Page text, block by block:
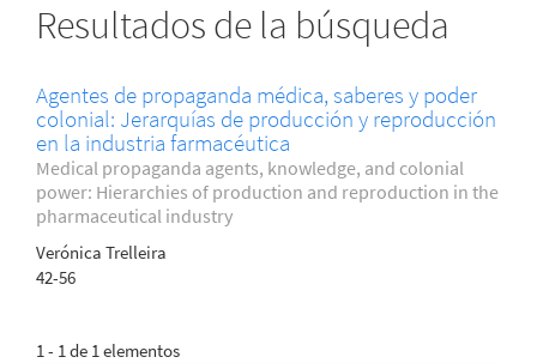
Resultados de la búsqueda
Agentes de propaganda médica, saberes y poder
colonial: Jerarquías de producción y reproducción
en la industria farmacéutica
Medical propaganda agents, knowledge, and colonial
power: Hierarchies of production and reproduction in the
pharmaceutical industry
Verónica Trelleira
42-56
1 - 1 de 1 elementos